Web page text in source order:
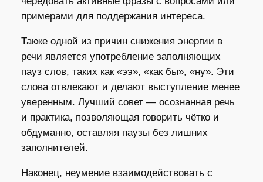
примерами для поддержания интереса.
Также одной из причин снижения энергии в
речи является употребление заполняющих
пауз слов, таких как «ээ», «как бы», «ну». Эти
слова отвлекают и делают выступление менее
уверенным. Лучший совет — осознанная речь
и практика, позволяющая говорить чётко и
обдуманно, оставляя паузы без лишних
заполнителей.
Наконец, неумение взаимодействовать с